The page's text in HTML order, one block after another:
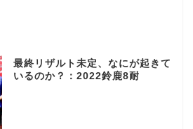
最終リザルト未定、なにが起きて
いるのか？：2022鈴鹿8耐